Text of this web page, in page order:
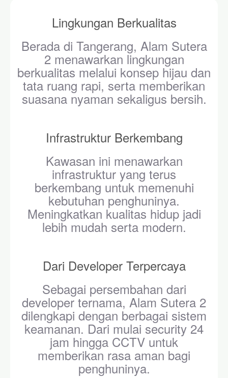
Lingkungan Berkualitas
Berada di Tangerang, Alam Sutera
2 menawarkan lingkungan
berkualitas melalui konsep hijau dan
tata ruang rapi, serta memberikan
suasana nyaman sekaligus bersih.
Infrastruktur Berkembang
Kawasan ini menawarkan
infrastruktur yang terus
berkembang untuk memenuhi
kebutuhan penghuninya.
Meningkatkan kualitas hidup jadi
lebih mudah serta modern.
Dari Developer Terpercaya
Sebagai persembahan dari
developer ternama, Alam Sutera 2
dilengkapi dengan berbagai sistem
keamanan. Dari mulai security 24
jam hingga CCTV untuk
memberikan rasa aman bagi
penghuninya.